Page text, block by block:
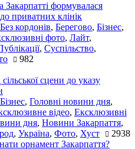
Закарпатті формувалася
приватних клінік
Без кордонів, Берегово, Бізнес,
фото, Лайт,
, Суспільство,
982
сцени до указу
Бізнес, Головні новини дня,
відео, Ексклюзивні
дня, Новини Закарпаття,
, Україна, Фото, Хуст 2938